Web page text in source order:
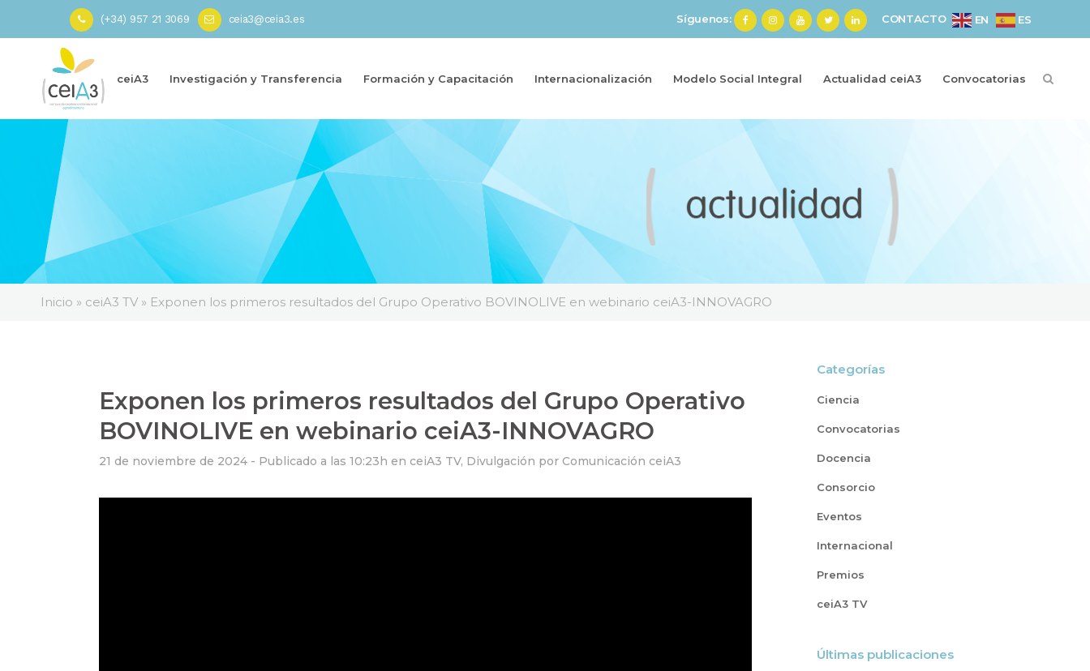
(+34) 957 21 3069 ceia3@ceia3.es Síguenos: CONTACTO EN ES
ceiA3 Investigación y Transferencia Formación y Capacitación Internacionalización Modelo Social Integral Actualidad ceiA3 Convocatorias
Inicio » ceiA3 TV » Exponen los primeros resultados del Grupo Operativo BOVINOLIVE en webinario ceiA3-INNOVAGRO
Exponen los primeros resultados del Grupo Operativo
BOVINOLIVE en webinario ceiA3-INNOVAGRO
21 de noviembre de 2024 - Publicado a las 10:23h en ceiA3 TV, Divulgación por Comunicación ceiA3
Categorías
Ciencia
Convocatorias
Docencia
Consorcio
Eventos
Internacional
Premios
ceiA3 TV
Últimas publicaciones